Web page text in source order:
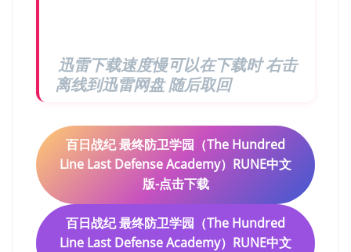
迅雷下载速度慢可以在下载时 右击
离线到迅雷网盘 随后取回
百日战纪 最终防卫学园（The Hundred
Line Last Defense Academy）RUNE中文
版-点击下载
百日战纪 最终防卫学园（The Hundred
Line Last Defense Academy）RUNE中文